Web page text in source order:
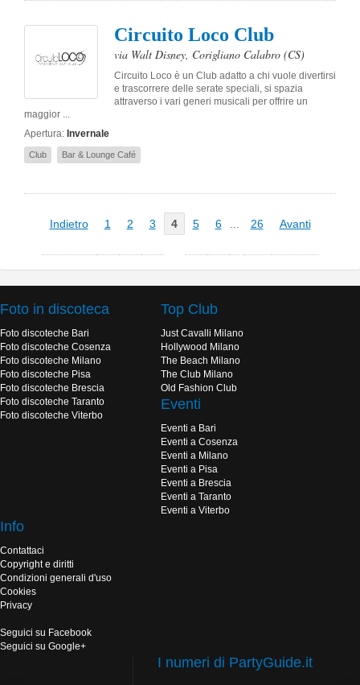
Circuito Loco Club
via Walt Disney, Corigliano Calabro (CS)
Circuito Loco è un Club adatto a chi vuole divertirsi
e trascorrere delle serate speciali, si spazia
attraverso i vari generi musicali per offrire un
maggior ...
Apertura: Invernale
Club Bar & Lounge Café
Indietro 1 2 3 4 5 6 26 Avanti
Foto in discoteca
Foto discoteche Bari
Foto discoteche Cosenza
Foto discoteche Milano
Foto discoteche Pisa
Foto discoteche Brescia
Foto discoteche Taranto
Foto discoteche Viterbo
Top Club
Just Cavalli Milano
Hollywood Milano
The Beach Milano
The Club Milano
Old Fashion Club
Eventi
Eventi a Bari
Eventi a Cosenza
Eventi a Milano
Eventi a Pisa
Eventi a Brescia
Eventi a Taranto
Eventi a Viterbo
Info
Contattaci
Copyright e diritti
Condizioni generali d'uso
Cookies
Privacy
Seguici su Facebook
Seguici su Google+
I numeri di PartyGuide.it